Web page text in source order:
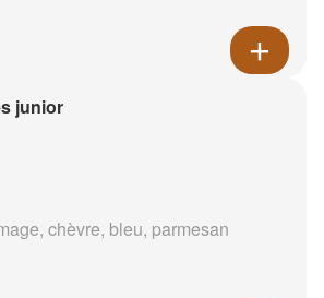
junior
chèvre, bleu, parmesan